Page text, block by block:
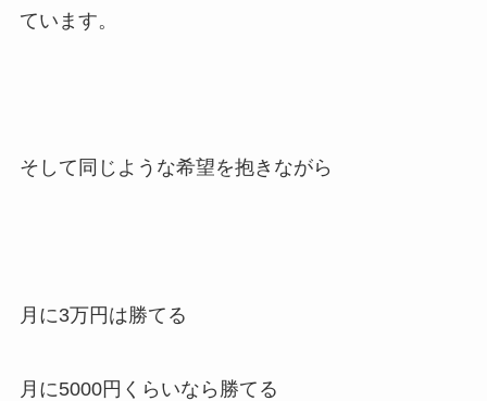
ています。
そして同じような希望を抱きながら
月に3万円は勝てる
月に5000円くらいなら勝てる